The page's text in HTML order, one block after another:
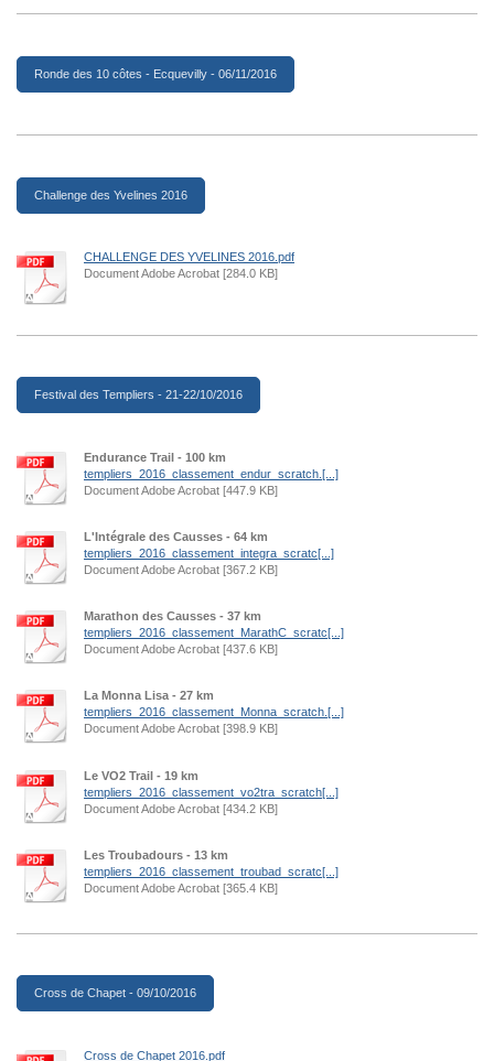
Ronde des 10 côtes - Ecquevilly - 06/11/2016
Challenge des Yvelines 2016
CHALLENGE DES YVELINES 2016.pdf
Document Adobe Acrobat [284.0 KB]
Festival des Templiers - 21-22/10/2016
Endurance Trail - 100 km
templiers_2016_classement_endur_scratch.[...]
Document Adobe Acrobat [447.9 KB]
L'Intégrale des Causses - 64 km
templiers_2016_classement_integra_scratc[...]
Document Adobe Acrobat [367.2 KB]
Marathon des Causses - 37 km
templiers_2016_classement_MarathC_scratc[...]
Document Adobe Acrobat [437.6 KB]
La Monna Lisa - 27 km
templiers_2016_classement_Monna_scratch.[...]
Document Adobe Acrobat [398.9 KB]
Le VO2 Trail - 19 km
templiers_2016_classement_vo2tra_scratch[...]
Document Adobe Acrobat [434.2 KB]
Les Troubadours - 13 km
templiers_2016_classement_troubad_scratc[...]
Document Adobe Acrobat [365.4 KB]
Cross de Chapet - 09/10/2016
Cross de Chapet 2016.pdf